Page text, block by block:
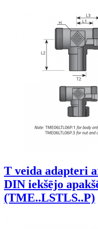
T veida adapteri
DIN iekšējo
(TME..LSTLS..P)